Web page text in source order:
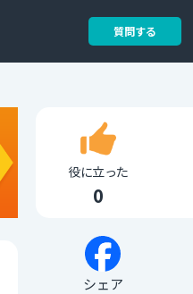
質問する
役に立った
0
シェア